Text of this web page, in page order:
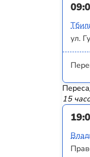
ул.
15